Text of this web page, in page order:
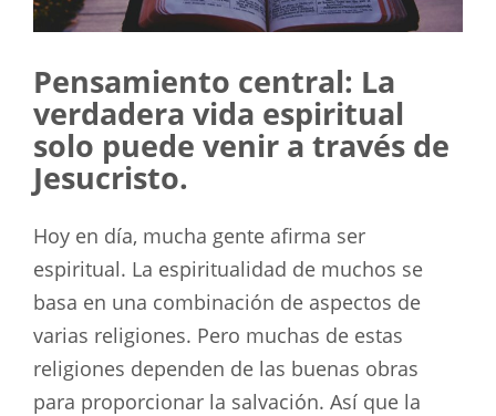
Pensamiento central: La
verdadera vida espiritual
solo puede venir a través de
Jesucristo.
Hoy en día, mucha gente afirma ser
espiritual. La espiritualidad de muchos se
basa en una combinación de aspectos de
varias religiones. Pero muchas de estas
religiones dependen de las buenas obras
para proporcionar la salvación. Así que la